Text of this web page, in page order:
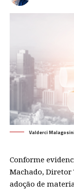
Valderci
Conforme
Machado, Diretor
adoção de